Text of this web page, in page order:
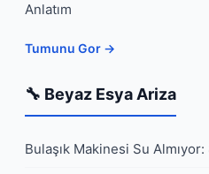
Anlatım
Tumunu Gor →
🔧 Beyaz Esya Ariza
Bulaşık Makinesi Su